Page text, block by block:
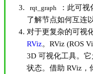
rqt_graph
：此可
了解节点如何互连
对于更复杂的可视
RViz。RViz (ROS
3D 可视化工具。
状态。借助 RViz，